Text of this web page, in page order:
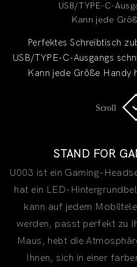
USB/TYPE-C-
Kann jede
Perfektes Schreibtisch
USB/TYPE-C-Ausgangs
Kann jede Größe Handy
Scroll
Scroll
STAND FOR
U003 ist ein Gaming-
hat ein LED-
kann auf jedem
werden, passt perfekt zu
Maus, hebt die
Ihnen, sich in einer